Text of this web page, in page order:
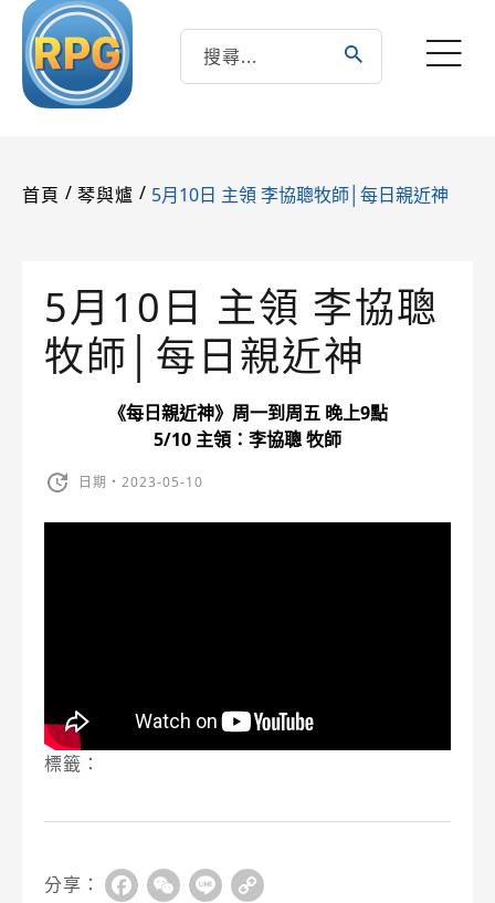
首頁 / 琴與爐 / 5月10日 主領 李協聰牧師│每日親近神
5月10日 主領 李協聰
牧師│每日親近神
《每日親近神》周一到周五 晚上9點
5/10 主領：李協聰 牧師
日期・2023-05-10
標籤：
分享： FacebookWeChat
Line